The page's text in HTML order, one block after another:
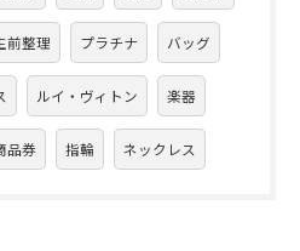
前整理 プラチナ バッグ
ルイ・ヴィトン 楽器
品券 指輪 ネックレス